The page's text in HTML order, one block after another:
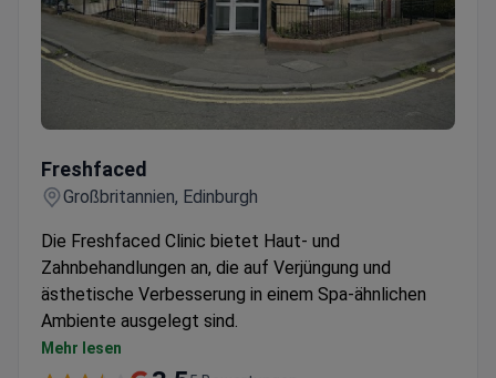
Freshfaced
Großbritannien, Edinburgh
Die Freshfaced Clinic bietet Haut- und
Zahnbehandlungen an, die auf Verjüngung und
ästhetische Verbesserung in einem Spa-ähnlichen
Ambiente ausgelegt sind.
Hautbehandlungen umfassen Dermaroller,
Mehr lesen